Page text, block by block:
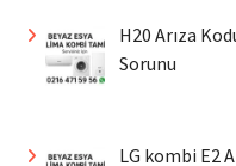
H20 Arıza
Sorunu
LG kombi E2